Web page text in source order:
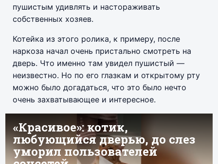
пушистым удивлять и настораживать
собственных хозяев.
Котейка из этого ролика, к примеру, после
наркоза начал очень пристально смотреть на
дверь. Что именно там увидел пушистый —
неизвестно. Но по его глазкам и открытому рту
можно было догадаться, что это было нечто
очень захватывающее и интересное.